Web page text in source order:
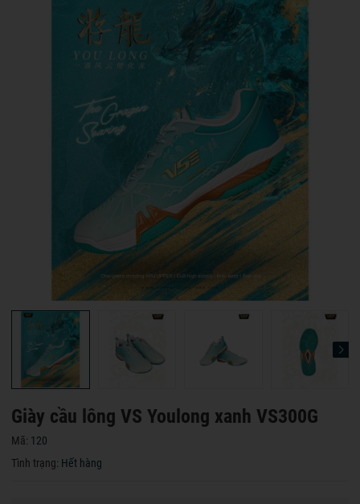
Giày cầu lông VS Youlong xanh VS300G
Mã: 120
Tình trạng: Hết hàng